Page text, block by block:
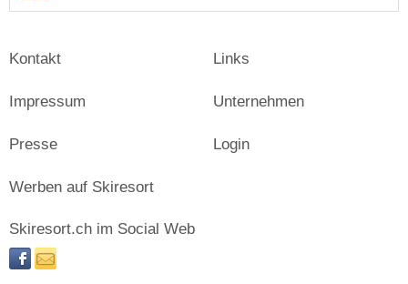
Kontakt
Impressum
Presse
Links
Unternehmen
Login
Werben auf Skiresort
Skiresort.ch im Social Web
facebooknewsletter